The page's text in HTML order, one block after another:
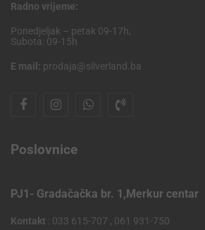
Radno vrijeme:
Ponedjeljak – petak 09-17h,
Subota: 09-15h
E mail: prodaja@silverland.ba
Poslovnice
PJ1- Gradačačka br. 1,Merkur centar
Kontakt : 033 615-707 , 061 931-750